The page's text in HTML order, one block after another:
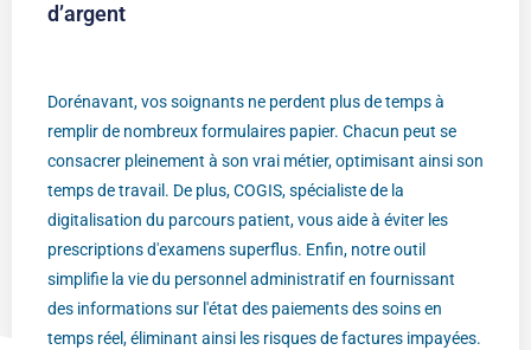
d’argent
Dorénavant, vos soignants ne perdent plus de temps à
remplir de nombreux formulaires papier. Chacun peut se
consacrer pleinement à son vrai métier, optimisant ainsi son
temps de travail. De plus, COGIS, spécialiste de la
digitalisation du parcours patient, vous aide à éviter les
prescriptions d'examens superflus. Enfin, notre outil
simplifie la vie du personnel administratif en fournissant
des informations sur l'état des paiements des soins en
temps réel, éliminant ainsi les risques de factures impayées.